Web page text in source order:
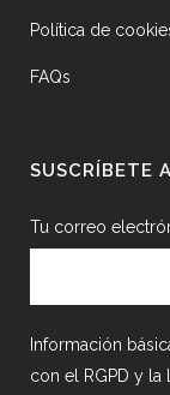
Política de
FAQs
SUSCRÍBETE
Tu correo
Información
con el RGPD y la